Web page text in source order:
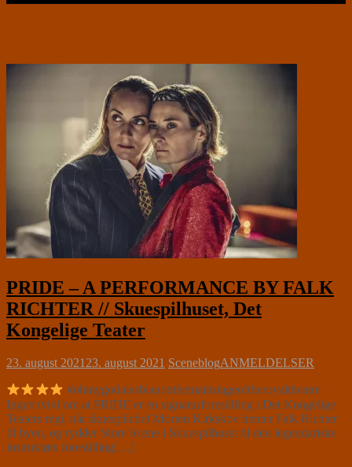
PRIDE – A PERFORMANCE BY FALK
RICHTER // Skuespilhuset, Det
Kongelige Teater
23. august 202123. august 2021 SceneblogANMELDELSER
#ohmygodalesbianonthemainstageoftheroyaltheatre
Ingen tvivl om at PRIDE er en signaturforestilling i Det Kongelige
Teaters regi, når skuespilchef Morten Kirkskov henter Falk Richter
til byen, og rydder Store Scene i Skuespilhuset til den legendariske
instruktørs forestilling[…]